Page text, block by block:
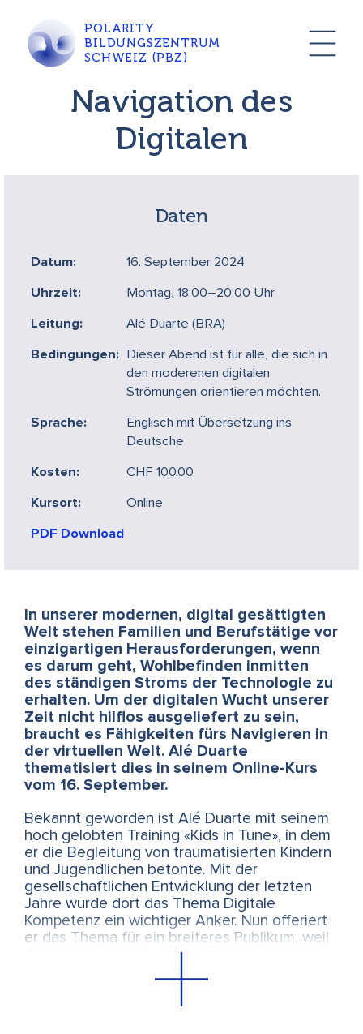
POLARITY
BILDUNGSZENTRUM
SCHWEIZ (PBZ)
Navigation des
Digitalen
Daten
Datum: 16. September 2024
Uhrzeit: Montag, 18:00–20:00 Uhr
Leitung: Alé Duarte (BRA)
Bedingungen:
Dieser Abend ist für alle, die sich in
den moderenen digitalen
Strömungen orientieren möchten.
Sprache:
Englisch mit Übersetzung ins
Deutsche
Kosten: CHF 100.00
Kursort: Online
PDF Download
In unserer modernen, digital gesättigten
Welt stehen Familien und Berufstätige vor
einzigartigen Herausforderungen, wenn
es darum geht, Wohlbefinden inmitten
des ständigen Stroms der Technologie zu
erhalten. Um der digitalen Wucht unserer
Zeit nicht hilflos ausgeliefert zu sein,
braucht es Fähigkeiten fürs Navigieren in
der virtuellen Welt. Alé Duarte
thematisiert dies in seinem Online-Kurs
vom 16. September.
Bekannt geworden ist Alé Duarte mit seinem
hoch gelobten Training «Kids in Tune», in dem
er die Begleitung von traumatisierten Kindern
und Jugendlichen betonte. Mit der
gesellschaftlichen Entwicklung der letzten
Jahre wurde dort das Thema Digitale
Kompetenz ein wichtiger Anker. Nun offeriert
er das Thema für ein breiteres Publikum, weil
die Navigation des Digitalen inzwischen für
In dieser Abendveranstaltung befasst sich